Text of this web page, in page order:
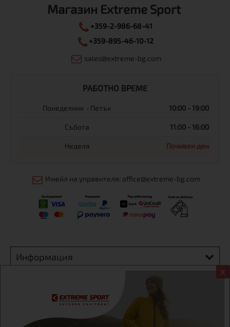
X
Магазин Extreme Sport
+359-2-986-68-41
+359-895-46-10-12
sales@extreme-bg.com
РАБОТНО ВРЕМЕ
Понеделник - Петък 10:00 - 19:00
Събота 11:00 - 16:00
Неделя Почивен ден
Имейл на управителя: office@extreme-bg.com
Информация
гр. София, Овча купел, ул.692, №12, офис 1, магазини
гр.София,бул. Дондуков 42, тел.:+359 895461012